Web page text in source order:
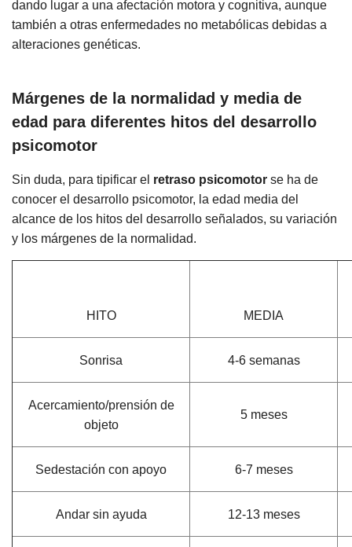
dando lugar a una afectación motora y cognitiva, aunque
también a otras enfermedades no metabólicas debidas a
alteraciones genéticas.
Márgenes de la normalidad y media de
edad para diferentes hitos del desarrollo
psicomotor
Sin duda, para tipificar el retraso psicomotor se ha de
conocer el desarrollo psicomotor, la edad media del
alcance de los hitos del desarrollo señalados, su variación
y los márgenes de la normalidad.
HITO MEDIA
Sonrisa 4-6 semanas
Acercamiento/prensión de
objeto
5 meses
Sedestación con apoyo 6-7 meses
Andar sin ayuda 12-13 meses